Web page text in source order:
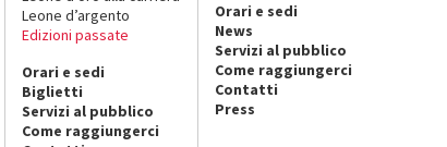
Leone d’argento
Edizioni passate
Orari e sedi
Biglietti
Servizi al pubblico
Come raggiungerci
Orari e sedi
News
Servizi al pubblico
Come raggiungerci
Contatti
Press